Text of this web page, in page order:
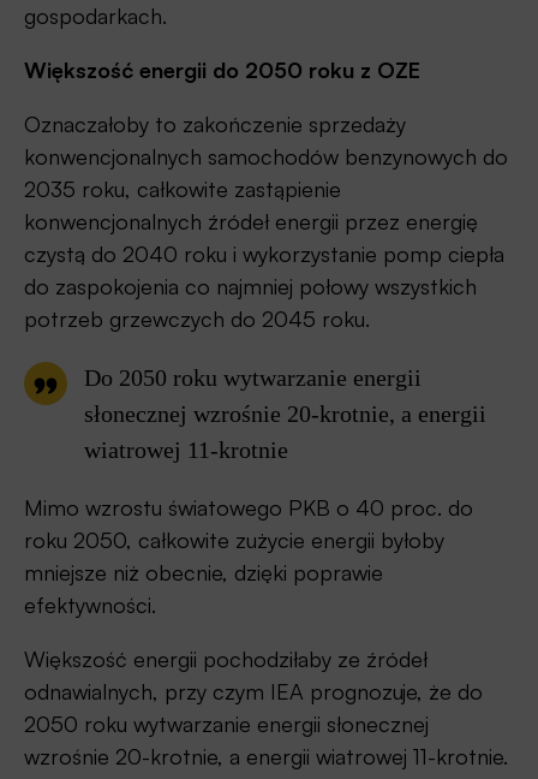
gospodarkach.
Większość energii do 2050 roku z OZE
Oznaczałoby to zakończenie sprzedaży
konwencjonalnych samochodów benzynowych do
2035 roku, całkowite zastąpienie
konwencjonalnych źródeł energii przez energię
czystą do 2040 roku i wykorzystanie pomp ciepła
do zaspokojenia co najmniej połowy wszystkich
potrzeb grzewczych do 2045 roku.
Do 2050 roku wytwarzanie energii
słonecznej wzrośnie 20-krotnie, a energii
wiatrowej 11-krotnie
Mimo wzrostu światowego PKB o 40 proc. do
roku 2050, całkowite zużycie energii byłoby
mniejsze niż obecnie, dzięki poprawie
efektywności.
Większość energii pochodziłaby ze źródeł
odnawialnych, przy czym IEA prognozuje, że do
2050 roku wytwarzanie energii słonecznej
wzrośnie 20-krotnie, a energii wiatrowej 11-krotnie.